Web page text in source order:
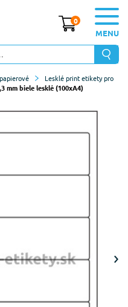
0
MENU
Lesklé print etikety pro
mm biele lesklé (100xA4)